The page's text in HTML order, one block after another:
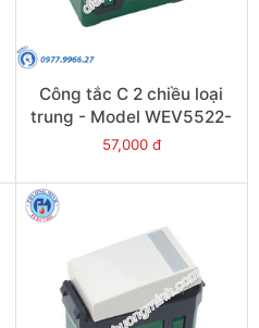
Công tắc C 2 chiều loại
trung - Model WEV5522-
7SW
57,000 đ